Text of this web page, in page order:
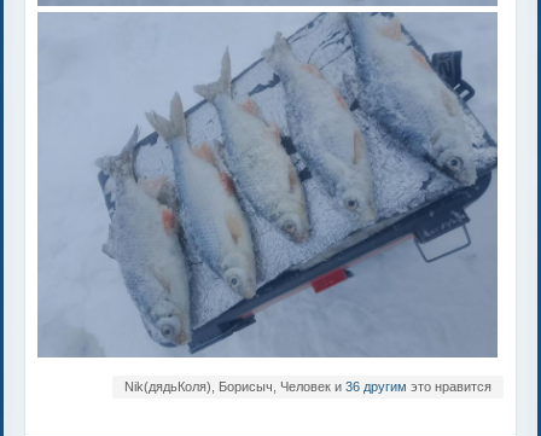
Nik(дядьКоля), Борисыч, Человек и 36 другим это нравится